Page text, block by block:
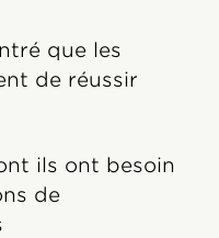
que les
de réussir
ils ont besoin
de